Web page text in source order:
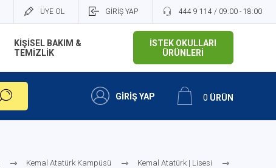
ÜYE OL GİRİŞ YAP 444 9 114 / 09:00 - 18:00
KİŞİSEL BAKIM &
TEMİZLİK
İSTEK OKULLARI
ÜRÜNLERİ
GİRİŞ YAP 0 ÜRÜN
Kemal Atatürk Kampüsü Kemal Atatürk | Lisesi